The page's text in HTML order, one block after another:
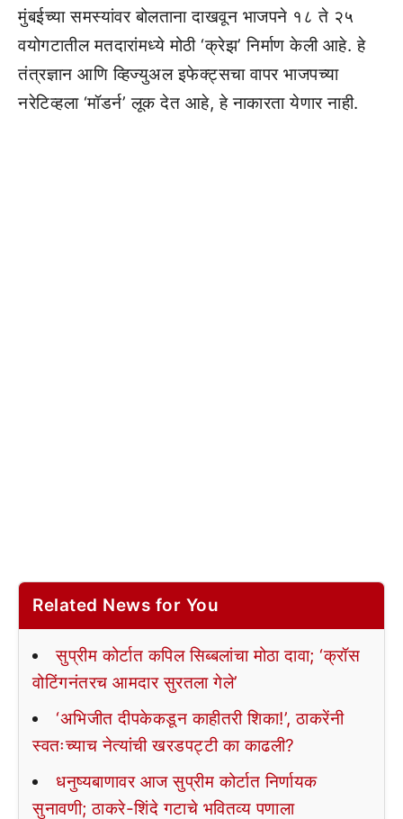
मुंबईच्या समस्यांवर बोलताना दाखवून भाजपने १८ ते २५
वयोगटातील मतदारांमध्ये मोठी ‘क्रेझ’ निर्माण केली आहे. हे
तंत्रज्ञान आणि व्हिज्युअल इफेक्ट्सचा वापर भाजपच्या
नरेटिव्हला ‘मॉडर्न’ लूक देत आहे, हे नाकारता येणार नाही.
Related News for You
सुप्रीम कोर्टात कपिल सिब्बलांचा मोठा दावा; ‘क्रॉस
वोटिंगनंतरच आमदार सुरतला गेले’
‘अभिजीत दीपकेकडून काहीतरी शिका!’, ठाकरेंनी
स्वतःच्याच नेत्यांची खरडपट्टी का काढली?
धनुष्यबाणावर आज सुप्रीम कोर्टात निर्णायक
सुनावणी; ठाकरे-शिंदे गटाचे भवितव्य पणाला